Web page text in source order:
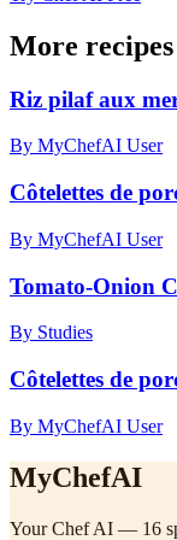
More
Riz pilaf aux
By MyChefAI User
Côtelettes de
By MyChefAI User
Tomato-Onion
By Studies
Côtelettes de
By MyChefAI User
MyChefAI
Your Chef AI — 16